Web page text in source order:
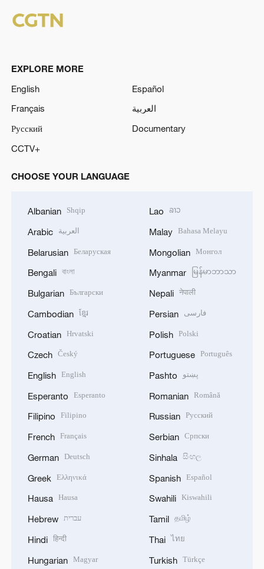
EXPLORE MORE
English
Español
Français
العربية
Русский
Documentary
CCTV+
CHOOSE YOUR LANGUAGE
Albanian Shqip
Arabic العربية
Belarusian Беларуская
Bengali বাংলা
Bulgarian Български
Cambodian ខ្មែរ
Croatian Hrvatski
Czech Český
English English
Esperanto Esperanto
Filipino Filipino
French Français
German Deutsch
Greek Ελληνικά
Hausa Hausa
Hebrew עברית
Hindi हिन्दी
Hungarian Magyar
Lao ລາວ
Malay Bahasa Melayu
Mongolian Монгол
Myanmar မြန်မာဘာသာ
Nepali नेपाली
Persian فارسی
Polish Polski
Portuguese Português
Pashto پښتو
Romanian Română
Russian Русский
Serbian Српски
Sinhala සිංහල
Spanish Español
Swahili Kiswahili
Tamil தமிழ்
Thai ไทย
Turkish Türkçe